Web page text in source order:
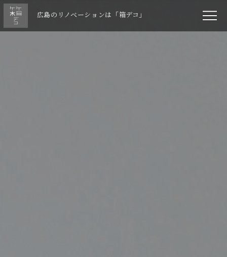
広島のリノベーションは「箱デコ」